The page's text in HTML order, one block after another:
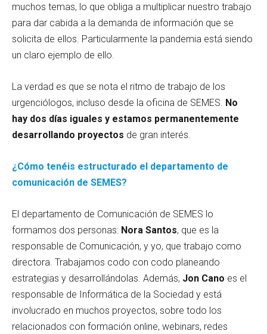
muchos temas, lo que obliga a multiplicar nuestro trabajo
para dar cabida a la demanda de información que se
solicita de ellos. Particularmente la pandemia está siendo
un claro ejemplo de ello.
La verdad es que se nota el ritmo de trabajo de los
urgenciólogos, incluso desde la oficina de SEMES. No
hay dos días iguales y estamos permanentemente
desarrollando proyectos de gran interés.
¿Cómo tenéis estructurado el departamento de
comunicación de SEMES?
El departamento de Comunicación de SEMES lo
formamos dos personas: Nora Santos, que es la
responsable de Comunicación, y yo, que trabajo como
directora. Trabajamos codo con codo planeando
estrategias y desarrollándolas. Además, Jon Cano es el
responsable de Informática de la Sociedad y está
involucrado en muchos proyectos, sobre todo los
relacionados con formación online, webinars, redes